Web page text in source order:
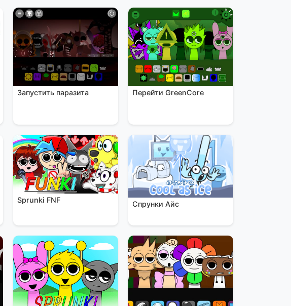
Запустить паразита Перейти GreenCore
Sprunki FNF Спрунки Айс